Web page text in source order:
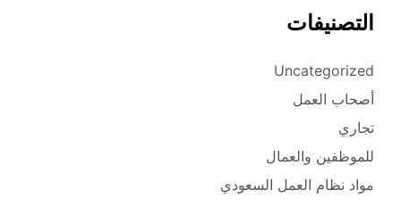
التصنيفات
Uncategorized
أصحاب العمل
تجاري
للموظفين والعمال
مواد نظام العمل السعودي